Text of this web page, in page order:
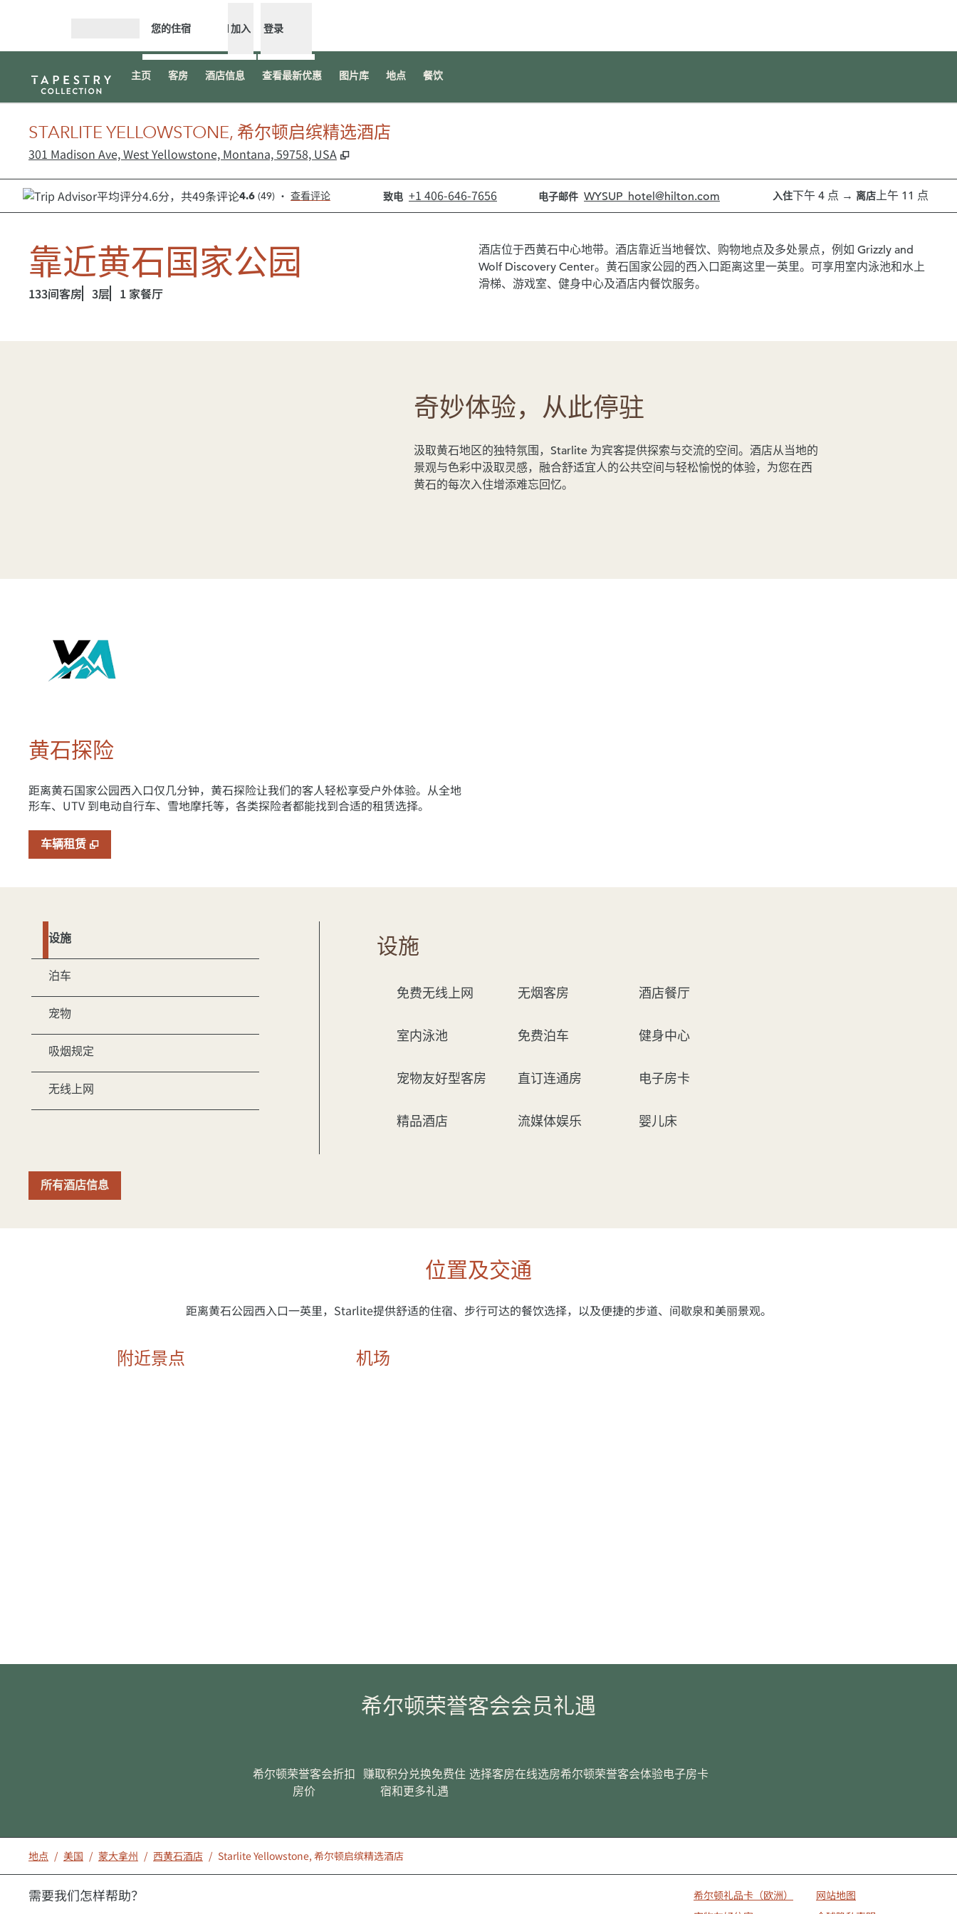
您的住宿 加入 登录
主页 客房 酒店信息 查看最新优惠​ 图片库 地点 餐饮
STARLITE YELLOWSTONE, 希尔顿启缤精选酒店
301 Madison Ave, West Yellowstone, Montana, 59758, USA ,
4.6 (49) • 查看评论 致电
致电 +1 406-646-7656 电子邮件
电子邮件 WYSUP_hotel@hilton.com 入住下午 4 点 → 离店上午 11 点
靠近黄石国家公园
133间客房 3层 1 家餐厅
酒店位于西黄石中心地带。酒店靠近当地餐饮、购物地点及多处景点，例如 Grizzly and
Wolf Discovery Center。黄石国家公园的西入口距离这里一英里。可享用室内泳池和水上
滑梯、游戏室、健身中心及酒店内餐饮服务。
奇妙体验，从此停驻
汲取黄石地区的独特氛围，Starlite 为宾客提供探索与交流的空间。酒店从当地的
景观与色彩中汲取灵感，融合舒适宜人的公共空间与轻松愉悦的体验，为您在西
黄石的每次入住增添难忘回忆。
黄石探险
距离黄石国家公园西入口仅几分钟，黄石探险让我们的客人轻松享受户外体验。从全地
形车、UTV 到电动自行车、雪地摩托等，各类探险者都能找到合适的租赁选择。
车辆租赁 ,
设施
泊车
宠物
吸烟规定
无线上网
设施
免费无线上网 无烟客房 酒店餐厅
室内泳池 免费泊车 健身中心
宠物友好型客房 直订连通房 电子房卡
精品酒店 流媒体娱乐 婴儿床
所有酒店信息
位置及交通
距离黄石公园西入口一英里，Starlite提供舒适的住宿、步行可达的餐饮选择，以及便捷的步道、间歇泉和美丽景观。
附近景点 机场
希尔顿荣誉客会会员礼遇
希尔顿荣誉客会折扣
房价
赚取积分兑换免费住
宿和更多礼遇
选择客房在线选房希尔顿荣誉客会体验电子房卡
地点 / 美国 / 蒙大拿州 / 西黄石酒店 / Starlite Yellowstone, 希尔顿启缤精选酒店
需要我们怎样帮助？
希尔顿礼品卡（欧洲）
网站地图